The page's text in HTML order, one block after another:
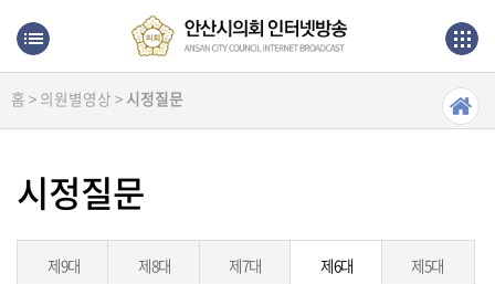
본문으로 바로가기
메인메뉴 바로가기
생
방
본
회
의
홈 > 의원별영상 > 시정질문
시정질문
제9대 제8대 제7대 제6대 제5대